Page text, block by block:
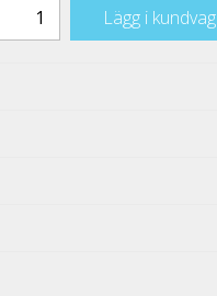
Lägg i